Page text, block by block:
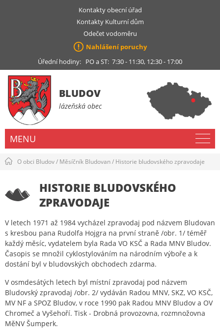
Kontakty obecní úřad
Kontakty Kulturní dům
Odečet vodoměru
Nahlášení poruchy
Úřední hodiny: PO a ST: 7:30 - 11:30, 12:30 - 17:00
BLUDOV
lázeňská obec
MENU
O obci Bludov/ Měsíčník Bludovan/ Historie bludovského zpravodaje
HISTORIE BLUDOVSKÉHO
ZPRAVODAJE
V letech 1971 až 1984 vycházel zpravodaj pod názvem Bludovan
s kresbou pana Rudolfa Hojgra na první straně /obr. 1/ téměř
každý měsíc, vydatelem byla Rada VO KSČ a Rada MNV Bludov.
Časopis se množil cyklostylováním na národním výboře a k
dostání byl v bludovských obchodech zdarma.
V osmdesátých letech byl místní zpravodaj pod názvem
Bludovský zpravodaj /obr. 2/ vydáván Radou MNV, SKZ, VO KSČ,
MV NF a SPOZ Bludov, v roce 1990 pak Radou MNV Bludov a OV
Chromeč a Vyšehoří. Tisk - Drobná provozovna, rozmnožovna
MěNV Šumperk.